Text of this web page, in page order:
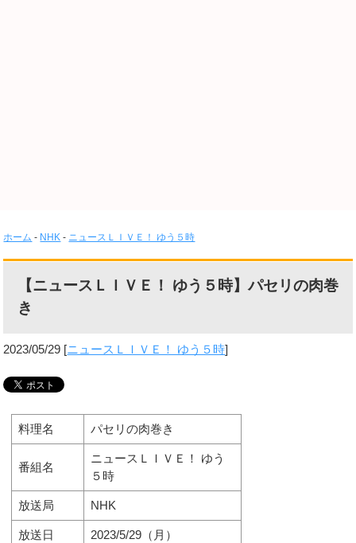
ホーム - NHK - ニュースＬＩＶＥ！ ゆう５時
【ニュースＬＩＶＥ！ ゆう５時】パセリの肉巻
き
2023/05/29 [ニュースＬＩＶＥ！ ゆう５時]
料理名 パセリの肉巻き
番組名
ニュースＬＩＶＥ！ ゆう
５時
放送局 NHK
放送日 2023/5/29（月）